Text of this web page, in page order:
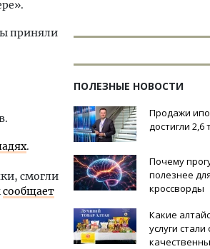
приняли
.
смогли
сообщает
ПОЛЕЗНЫЕ НОВОСТИ
Продажи
достигли 2,6
Почему
полезнее
кроссворды
Какие
услуги